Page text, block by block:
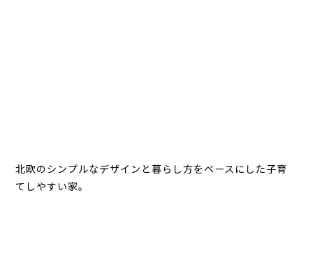
北欧のシンプルなデザインと暮らし方をベースにした子育
てしやすい家。